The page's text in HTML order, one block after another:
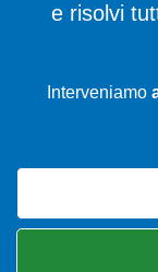
e risolvi
Interveniamo